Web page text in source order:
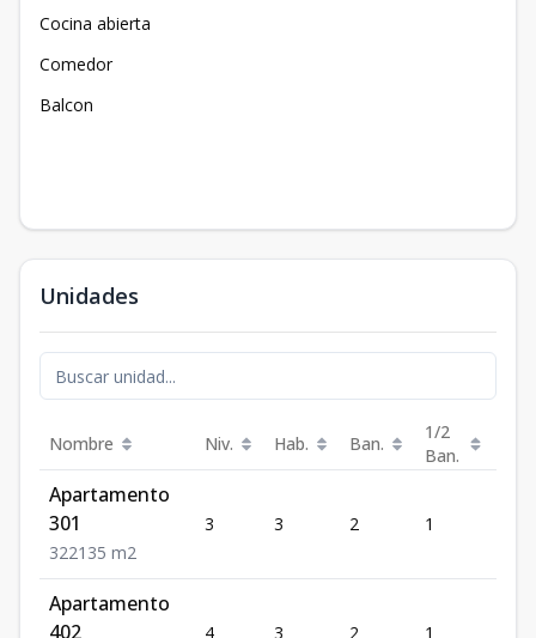
Cocina abierta
Comedor
Balcon
Unidades
Nombre Niv. Hab. Ban.
1/2
Ban.
Apartamento
301
322135 m2
3 3 2 1
Apartamento
402
4 3 2 1